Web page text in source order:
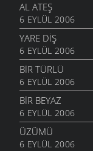
AL ATEŞ
6 EYLÜL 2006
YARE DIŞ
6 EYLÜL 2006
BIR TÜRLÜ
6 EYLÜL 2006
BIR BEYAZ
6 EYLÜL 2006
ÜZÜMÜ
6 EYLÜL 2006